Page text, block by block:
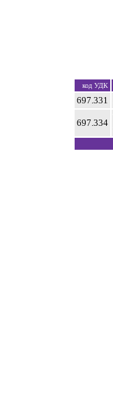
код УДК
697.331
697.334